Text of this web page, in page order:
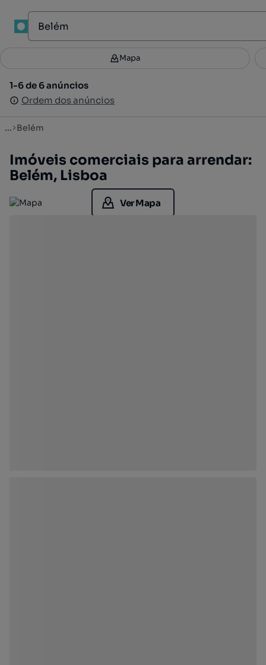
Filtros 3
1-6 de 6 anúncios
Ordem dos anúncios
Mapa
1-6 de 6 anúncios
Ordem dos anúncios
... Belém
Imóveis comerciais para arrendar:
Belém, Lisboa
Ver Mapa